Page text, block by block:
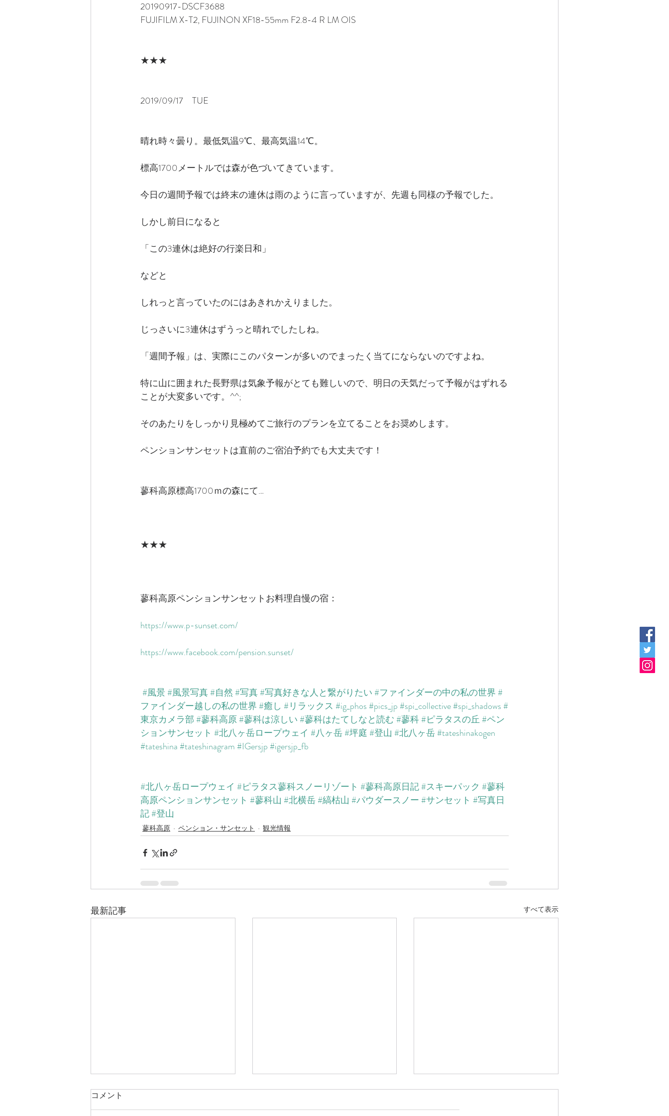
20190917-DSCF3688
FUJIFILM X-T2, FUJINON XF18-55mm F2.8-4 R LM OIS
★★★
2019/09/17　TUE
晴れ時々曇り。最低気温9℃、最高気温14℃。
標高1700メートルでは森が色づいてきています。
今日の週間予報では終末の連休は雨のように言っていますが、先週も同様の予報でした。
しかし前日になると
「この3連休は絶好の行楽日和」
などと
しれっと言っていたのにはあきれかえりました。
じっさいに3連休はずうっと晴れでしたしね。
「週間予報」は、実際にこのパターンが多いのでまったく当てにならないのですよね。
特に山に囲まれた長野県は気象予報がとても難しいので、明日の天気だって予報がはずれる
ことが大変多いです。^^;
そのあたりをしっかり見極めてご旅行のプランを立てることをお奨めします。
ペンションサンセットは直前のご宿泊予約でも大丈夫です！
蓼科高原標高1700ｍの森にて…
★★★
蓼科高原ペンションサンセットお料理自慢の宿：
https://www.p-sunset.com/​​
https://www.facebook.com/pension.sunset/​
#風景#風景写真#自然#写真#写真好きな人と繋がりたい#ファインダーの中の私の世界#
ファインダー越しの私の世界#癒し #リラックス #ig_phos#pics_jp#spi_collective#spi_shadows#
東京カメラ部#蓼科高原#蓼科は涼しい#蓼科はたてしなと読む#蓼科#ピラタスの丘#ペン
ションサンセット #北八ヶ岳ロープウェイ #八ヶ岳#坪庭#登山 #北八ヶ岳#tateshinakogen
#tateshina#tateshinagram#IGersjp#igersjp_fb
#北八ヶ岳ロープウェイ #ピラタス蓼科スノーリゾート #蓼科高原日記#スキーパック #蓼科
高原ペンションサンセット #蓼科山 #北横岳#縞枯山 #パウダースノー#サンセット #写真日
記#登山
蓼科高原 ペンション・サンセット 観光情報
最新記事 すべて表示
コメント